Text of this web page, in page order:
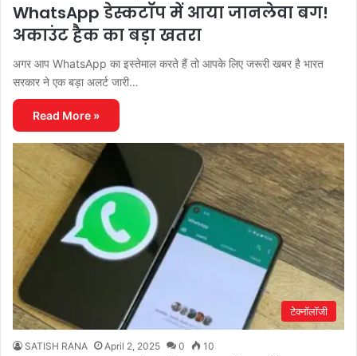
WhatsApp डेस्कटॉप में आया जानलेवा बग!
अकाउंट हैक का बड़ा खतरा
अगर आप WhatsApp का इस्तेमाल करते हैं तो आपके लिए जरूरी खबर है भारत
सरकार ने एक बड़ा अलर्ट जारी…
Read More »
टेक्नॉलॉजी
SATISH RANA April 2, 2025 0 10